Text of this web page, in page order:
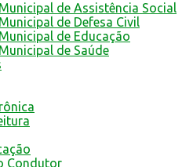
de Assistência Social
de Defesa Civil
de Educação
de Saúde
Condutor